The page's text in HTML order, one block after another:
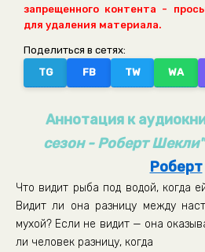
запрещенного контента -
для удаления материала.
Поделиться в сетях:
TG
FB TW WA
Аннотация к
сезон - Роберт Шекли"
Роберт
Что видит рыба под водой, когда
Видит ли она разницу между
мухой? Если не видит — она
ли человек разницу, когда